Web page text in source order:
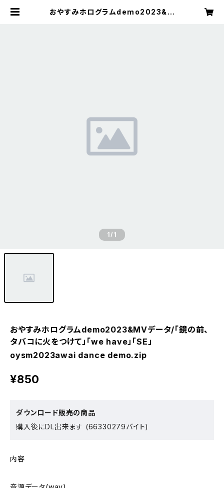
おやすみホログラムdemo2023&M
1/1
おやすみホログラムdemo2023&MVデータ/「鏡の前、
タバコに火をつけて」「we have」「SE」
oysm2023awai dance demo.zip
¥850
ダウンロード販売の商品
購入後にDL出来ます (66330279バイト)
内容